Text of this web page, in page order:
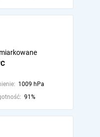
1009 hPa
91%